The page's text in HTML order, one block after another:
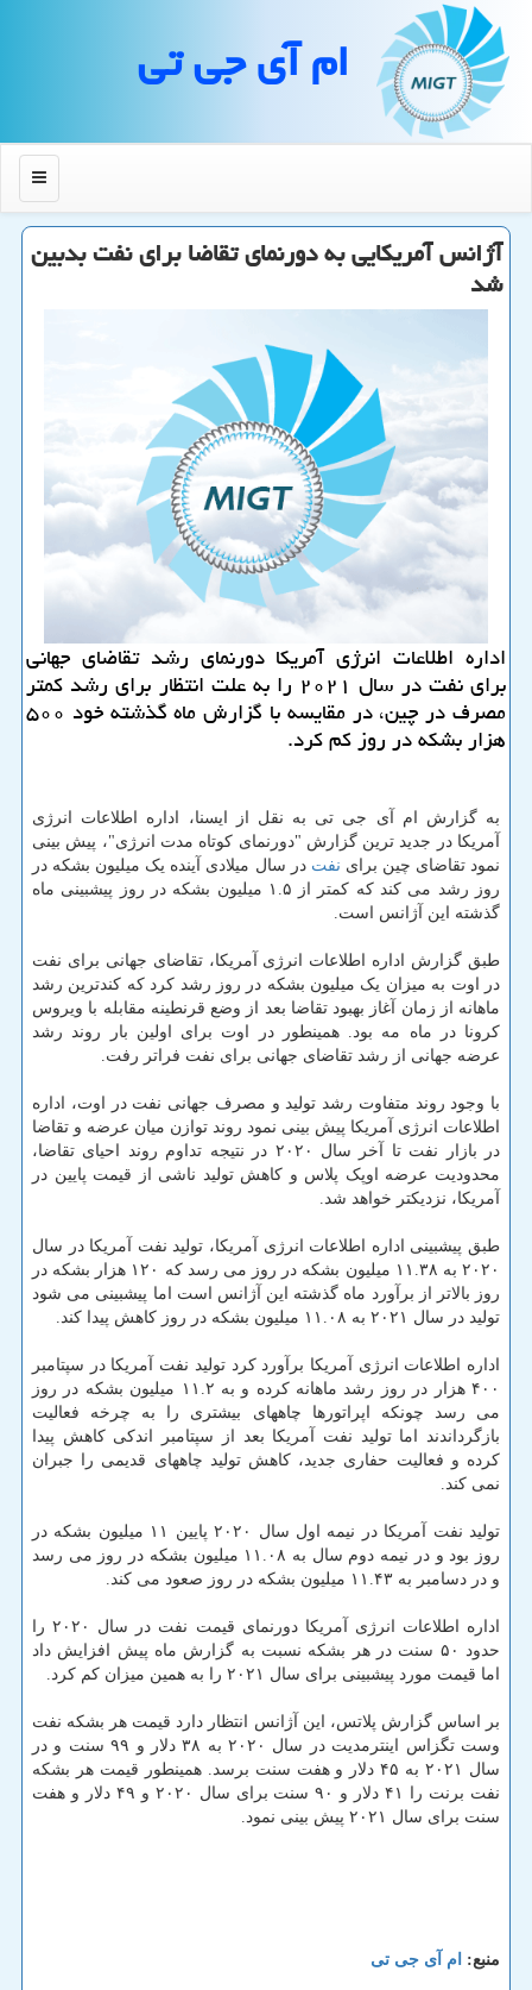
ام آی جی تی
منو
آژانس آمریكایی به دورنمای تقاضا برای نفت بدبین
شد
اداره اطلاعات انرژی آمریكا دورنمای رشد تقاضای جهانی
برای نفت در سال ۲۰۲۱ را به علت انتظار برای رشد كمتر
مصرف در چین، در مقایسه با گزارش ماه گذشته خود ۵۰۰
هزار بشكه در روز كم كرد.
به گزارش ام آی جی تی به نقل از ایسنا، اداره اطلاعات انرژی
آمریکا در جدید ترین گزارش "دورنمای کوتاه مدت انرژی"، پیش بینی
نمود تقاضای چین برای نفت در سال میلادی آینده یک میلیون بشکه در
روز رشد می کند که کمتر از ۱.۵ میلیون بشکه در روز پیشبینی ماه
گذشته این آژانس است.
طبق گزارش اداره اطلاعات انرژی آمریکا، تقاضای جهانی برای نفت
در اوت به میزان یک میلیون بشکه در روز رشد کرد که کندترین رشد
ماهانه از زمان آغاز بهبود تقاضا بعد از وضع قرنطینه مقابله با ویروس
کرونا در ماه مه بود. همینطور در اوت برای اولین بار روند رشد
عرضه جهانی از رشد تقاضای جهانی برای نفت فراتر رفت.
با وجود روند متفاوت رشد تولید و مصرف جهانی نفت در اوت، اداره
اطلاعات انرژی آمریکا پیش بینی نمود روند توازن میان عرضه و تقاضا
در بازار نفت تا آخر سال ۲۰۲۰ در نتیجه تداوم روند احیای تقاضا،
محدودیت عرضه اوپک پلاس و کاهش تولید ناشی از قیمت پایین در
آمریکا، نزدیکتر خواهد شد.
طبق پیشبینی اداره اطلاعات انرژی آمریکا، تولید نفت آمریکا در سال
۲۰۲۰ به ۱۱.۳۸ میلیون بشکه در روز می رسد که ۱۲۰ هزار بشکه در
روز بالاتر از برآورد ماه گذشته این آژانس است اما پیشبینی می شود
تولید در سال ۲۰۲۱ به ۱۱.۰۸ میلیون بشکه در روز کاهش پیدا کند.
اداره اطلاعات انرژی آمریکا برآورد کرد تولید نفت آمریکا در سپتامبر
۴۰۰ هزار در روز رشد ماهانه کرده و به ۱۱.۲ میلیون بشکه در روز
می رسد چونکه اپراتورها چاههای بیشتری را به چرخه فعالیت
بازگرداندند اما تولید نفت آمریکا بعد از سپتامبر اندکی کاهش پیدا
کرده و فعالیت حفاری جدید، کاهش تولید چاههای قدیمی را جبران
نمی کند.
تولید نفت آمریکا در نیمه اول سال ۲۰۲۰ پایین ۱۱ میلیون بشکه در
روز بود و در نیمه دوم سال به ۱۱.۰۸ میلیون بشکه در روز می رسد
و در دسامبر به ۱۱.۴۳ میلیون بشکه در روز صعود می کند.
اداره اطلاعات انرژی آمریکا دورنمای قیمت نفت در سال ۲۰۲۰ را
حدود ۵۰ سنت در هر بشکه نسبت به گزارش ماه پیش افزایش داد
اما قیمت مورد پیشبینی برای سال ۲۰۲۱ را به همین میزان کم کرد.
بر اساس گزارش پلاتس، این آژانس انتظار دارد قیمت هر بشکه نفت
وست تگزاس اینترمدیت در سال ۲۰۲۰ به ۳۸ دلار و ۹۹ سنت و در
سال ۲۰۲۱ به ۴۵ دلار و هفت سنت برسد. همینطور قیمت هر بشکه
نفت برنت را ۴۱ دلار و ۹۰ سنت برای سال ۲۰۲۰ و ۴۹ دلار و هفت
سنت برای سال ۲۰۲۱ پیش بینی نمود.
منبع: ام آی جی تی